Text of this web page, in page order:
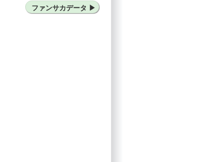
クデブルク（ドイツ）
ファンサカデータ